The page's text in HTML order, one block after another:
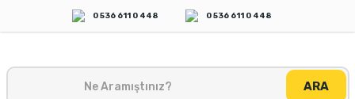
0 536 611 0 448 0 536 611 0 448
ARA